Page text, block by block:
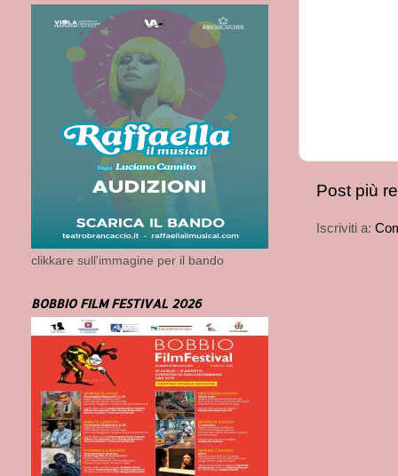
Post più
Iscriviti a:
clikkare sull'immagine per il bando
BOBBIO FILM FESTIVAL 2026